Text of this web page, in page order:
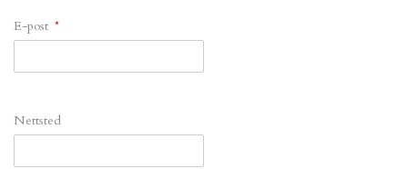
E-post *
Nettsted